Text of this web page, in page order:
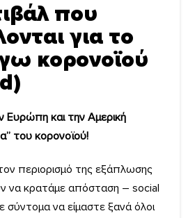
που
για το
κορονοϊού
Ευρώπη και την Αμερική
του κορονοϊού!
περιορισμό της εξάπλωσης
να κρατάμε απόσταση – social
να είμαστε ξανά όλοι